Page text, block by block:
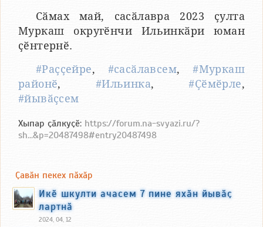
Сӑмах май, сасӑлавра 2023 ҫулта
Муркаш округӗнчи Ильинкӑри юман
ҫӗнтернӗ.
#Раҫҫейре, #сасӑлавсем,#Муркаш
районӗ, #Ильинка,#Ҫӗмӗрле,
#йывӑҫсем
Хыпар ҫӑлкуҫӗ: https://forum.na-svyazi.ru/?
sh...&p=20487498#entry20487498
Ҫавӑн пекех пӑхӑр
Икӗ шкулти ачасем 7 пине яхӑн йывӑҫ
лартнӑ
2024, 04, 12